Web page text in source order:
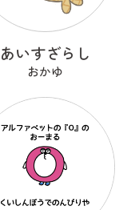
あいすざらし
おかゆ